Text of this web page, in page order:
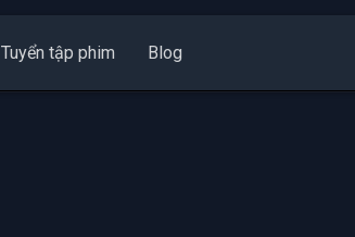
Tuyển tập phim Blog